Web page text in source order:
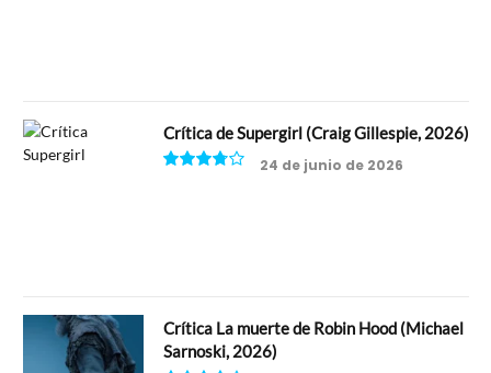
Crítica de Supergirl (Craig Gillespie, 2026)
24 de junio de 2026
Crítica La muerte de Robin Hood (Michael
Sarnoski, 2026)